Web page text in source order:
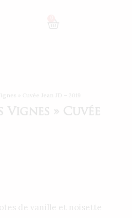
» Cuvée Jean JD – 2019
Vignes » Cuvée
de vanille et noisette